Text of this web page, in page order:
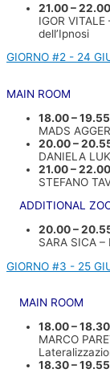
21.00 – 22.00
IGOR
dell’Ipnosi
GIORNO #2 - 24
MAIN ROOM
18.00 – 19.55
MADS
20.00 –
DANIELA
21.00 – 22.00
STEFANO
ADDITIONAL
20.00 –
SARA SICA
GIORNO #3 - 25
MAIN ROOM
18.00 – 18.30
MARCO
18.30 – 19.55